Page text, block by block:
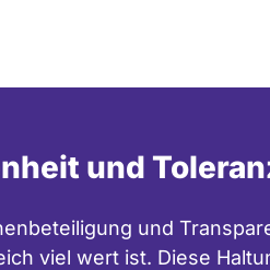
und
und
viel wert ist. Diese